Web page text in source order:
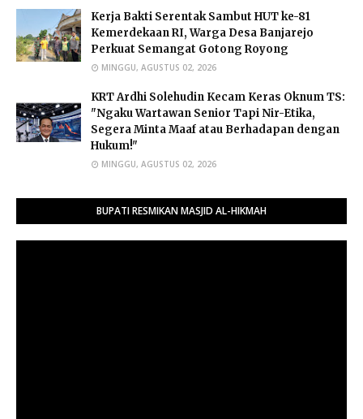
Kerja Bakti Serentak Sambut HUT ke-81
Kemerdekaan RI, Warga Desa Banjarejo
Perkuat Semangat Gotong Royong
MINGGU, AGUSTUS 02, 2026
​KRT Ardhi Solehudin Kecam Keras Oknum TS:
"Ngaku Wartawan Senior Tapi Nir-Etika,
Segera Minta Maaf atau Berhadapan dengan
Hukum!"
MINGGU, AGUSTUS 02, 2026
BUPATI RESMIKAN MASJID AL-HIKMAH